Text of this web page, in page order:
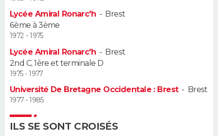
Alimentation
Guide de la santé
Maladies
Médicaments
Sommeil
VOYAGE
GUIDES D'ACHAT
BONS PLANS
CARTE DE VOEUX
Carte de Noël
Carte Bonne année
Carte Saint-Valentin
Carte Pâques
Carte d'anniversaire
Lycée Amiral Ronarc'h - Brest
6ème à 3ème
1972 - 1975
Lycée Amiral Ronarc'h - Brest
2nd C, 1ère et terminale D
1975 - 1977
Université De Bretagne Occidentale : Brest- Brest
1977 - 1985
ILS SE SONT CROISÉS